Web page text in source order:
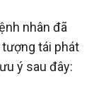
nhân đã
tái phát
ý sau đây: